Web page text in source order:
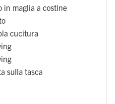
in maglia a costine
cucitura
sulla tasca